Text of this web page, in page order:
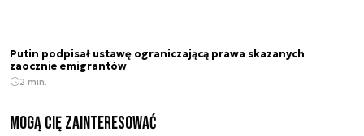
Putin podpisał ustawę ograniczającą prawa skazanych
zaocznie emigrantów
2 min.
Mogą Cię zainteresować